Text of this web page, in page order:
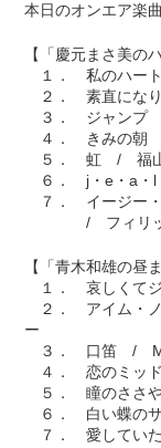
本日のオンエア楽
【「慶元まさ美の
１． 私のハー
２． 素直にな
３． ジャンプ
４． きみの朝
５． 虹 / 福
６． j・e・a・l
７． イージー
/ フィリップ・
【「青木和雄の昼
１． 哀しくて
２． アイム・
ー
３． 口笛 /
４． 恋のミッ
５． 瞳のささ
６． 白い蝶の
７． 愛してい